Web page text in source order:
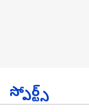
స్పోర్ట్స్